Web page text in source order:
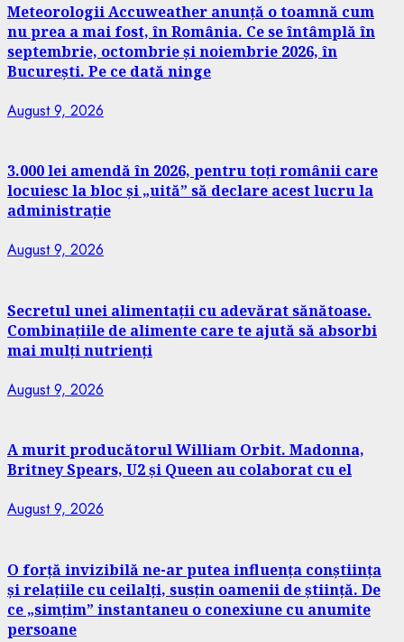
Meteorologii Accuweather anunță o toamnă cum
nu prea a mai fost, în România. Ce se întâmplă în
septembrie, octombrie și noiembrie 2026, în
București. Pe ce dată ninge
August 9, 2026
3.000 lei amendă în 2026, pentru toți românii care
locuiesc la bloc și „uită” să declare acest lucru la
administrație
August 9, 2026
Secretul unei alimentații cu adevărat sănătoase.
Combinațiile de alimente care te ajută să absorbi
mai mulți nutrienți
August 9, 2026
A murit producătorul William Orbit. Madonna,
Britney Spears, U2 și Queen au colaborat cu el
August 9, 2026
O forță invizibilă ne-ar putea influența conștiința
și relațiile cu ceilalți, susțin oamenii de știință. De
ce „simțim” instantaneu o conexiune cu anumite
persoane